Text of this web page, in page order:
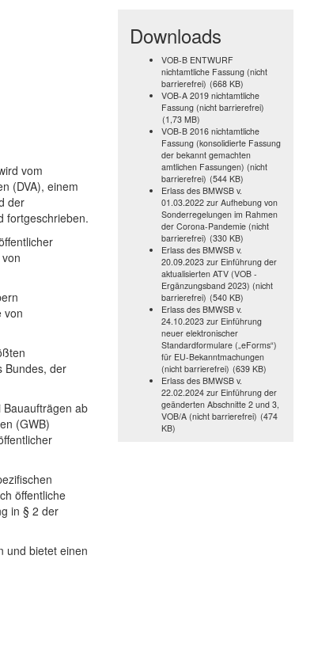
vom
(DVA), einem
der
fortgeschrieben.
von
Bundes, der
Bauaufträgen ab
(GWB)
öffentliche
in § 2 der
und bietet einen
Downloads
VOB-B ENTWURF
nichtamtliche Fassung (nicht
barrierefrei) (668 KB)
VOB-A 2019 nichtamtliche
Fassung (nicht barrierefrei)
(1,73 MB)
VOB-B 2016 nichtamtliche
Fassung (konsolidierte Fassung
der bekannt gemachten
amtlichen Fassungen) (nicht
barrierefrei) (544 KB)
Erlass des BMWSB v.
01.03.2022 zur Aufhebung von
Sonderregelungen im Rahmen
der Corona-Pandemie (nicht
barrierefrei) (330 KB)
Erlass des BMWSB v.
20.09.2023 zur Einführung der
aktualisierten ATV (VOB -
Ergänzungsband 2023) (nicht
barrierefrei) (540 KB)
Erlass des BMWSB v.
24.10.2023 zur Einführung
neuer elektronischer
Standardformulare („eForms“)
für EU-Bekanntmachungen
(nicht barrierefrei) (639 KB)
Erlass des BMWSB v.
22.02.2024 zur Einführung der
geänderten Abschnitte 2 und 3,
VOB/A (nicht barrierefrei) (474
KB)